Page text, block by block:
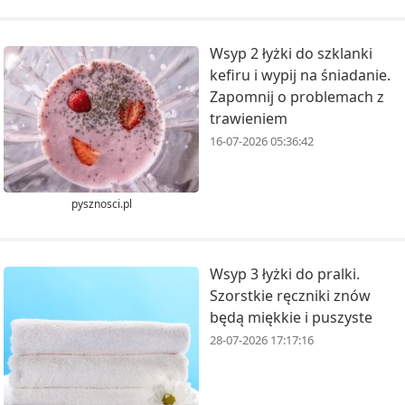
pysznosci.pl
Wsyp 2 łyżki do szklanki
kefiru i wypij na śniadanie.
Zapomnij o problemach z
trawieniem
16-07-2026 05:36:42
Wsyp 3 łyżki do pralki.
Szorstkie ręczniki znów
będą miękkie i puszyste
28-07-2026 17:17:16